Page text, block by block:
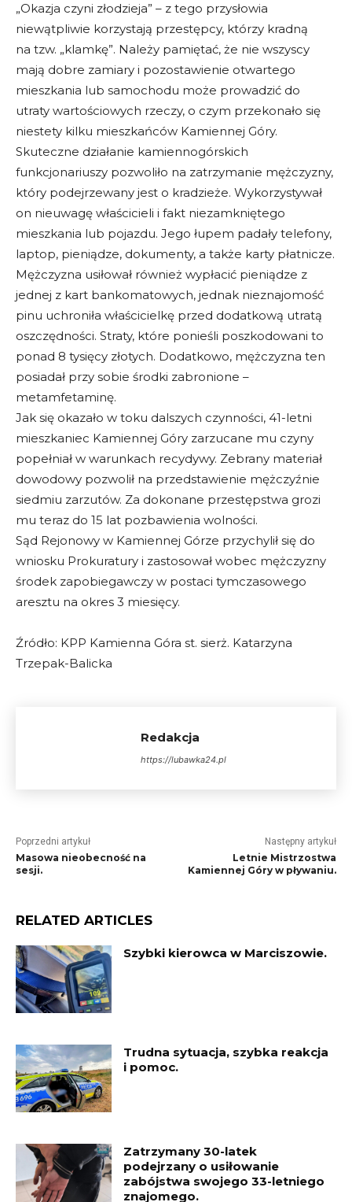
„Okazja czyni złodzieja” – z tego przysłowia
niewątpliwie korzystają przestępcy, którzy kradną
na tzw. „klamkę”. Należy pamiętać, że nie wszyscy
mają dobre zamiary i pozostawienie otwartego
mieszkania lub samochodu może prowadzić do
utraty wartościowych rzeczy, o czym przekonało się
niestety kilku mieszkańców Kamiennej Góry.
Skuteczne działanie kamiennogórskich
funkcjonariuszy pozwoliło na zatrzymanie mężczyzny,
który podejrzewany jest o kradzieże. Wykorzystywał
on nieuwagę właścicieli i fakt niezamkniętego
mieszkania lub pojazdu. Jego łupem padały telefony,
laptop, pieniądze, dokumenty, a także karty płatnicze.
Mężczyzna usiłował również wypłacić pieniądze z
jednej z kart bankomatowych, jednak nieznajomość
pinu uchroniła właścicielkę przed dodatkową utratą
oszczędności. Straty, które ponieśli poszkodowani to
ponad 8 tysięcy złotych. Dodatkowo, mężczyzna ten
posiadał przy sobie środki zabronione –
metamfetaminę.
Jak się okazało w toku dalszych czynności, 41-letni
mieszkaniec Kamiennej Góry zarzucane mu czyny
popełniał w warunkach recydywy. Zebrany materiał
dowodowy pozwolił na przedstawienie mężczyźnie
siedmiu zarzutów. Za dokonane przestępstwa grozi
mu teraz do 15 lat pozbawienia wolności.
Sąd Rejonowy w Kamiennej Górze przychylił się do
wniosku Prokuratury i zastosował wobec mężczyzny
środek zapobiegawczy w postaci tymczasowego
aresztu na okres 3 miesięcy.
Źródło: KPP Kamienna Góra st. sierż. Katarzyna
Trzepak-Balicka
Redakcja
https://lubawka24.pl
Poprzedni artykuł
Masowa nieobecność na
sesji.
Następny artykuł
Letnie Mistrzostwa
Kamiennej Góry w pływaniu.
RELATED ARTICLES
Szybki kierowca w Marciszowie.
Trudna sytuacja, szybka reakcja
i pomoc.
Zatrzymany 30-latek
podejrzany o usiłowanie
zabójstwa swojego 33-letniego
znajomego.